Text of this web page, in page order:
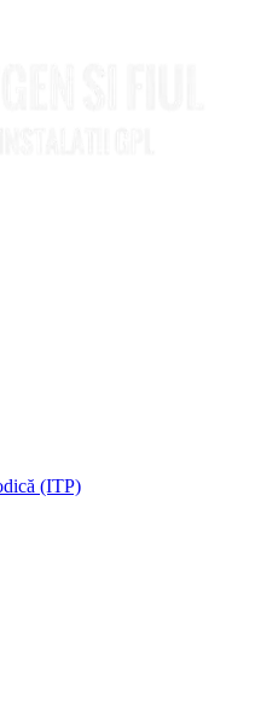
(ITP)